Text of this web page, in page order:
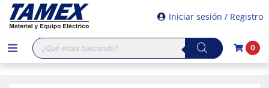
Iniciar sesión / Registro
Búsqueda
de
productos
0